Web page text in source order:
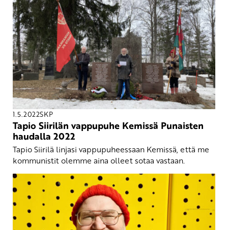
1.5.2022SKP
Tapio Siirilän vappupuhe Kemissä Punaisten
haudalla 2022
Tapio Siirilä linjasi vappupuheessaan Kemissä, että me
kommunistit olemme aina olleet sotaa vastaan.